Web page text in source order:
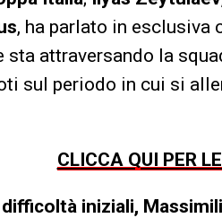
, ha parlato in esclusiva
sta attraversando la
sul periodo in cui si
CLICCA QUI PER
iniziali,